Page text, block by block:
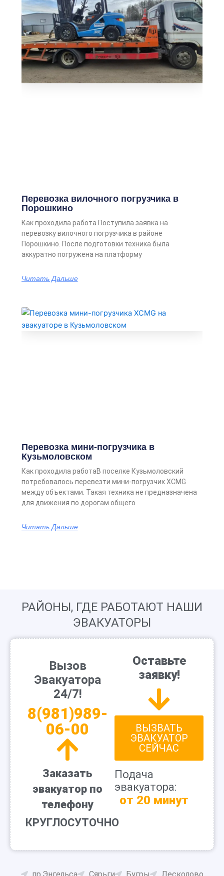
Перевозка вилочного погрузчика в
Порошкино
Как проходила работа Поступила заявка на
перевозку вилочного погрузчика в районе
Порошкино. После подготовки техника была
аккуратно погружена на платформу
Читать Дальше
Перевозка мини-погрузчика в
Кузьмоловском
Как проходила работаВ поселке Кузьмоловский
потребовалось перевезти мини-погрузчик XCMG
между объектами. Такая техника не предназначена
для движения по дорогам общего
Читать Дальше
РАЙОНЫ, ГДЕ РАБОТАЮТ НАШИ
ЭВАКУАТОРЫ
Вызов
Эвакуатора
24/7!
8(981)989-
06-00
Заказать
эвакуатор по
телефону
КРУГЛОСУТОЧНО
Оставьте
заявку!
ВЫЗВАТЬ
ЭВАКУАТОР
СЕЙЧАС
Подача
эвакуатора:
от 20 минут